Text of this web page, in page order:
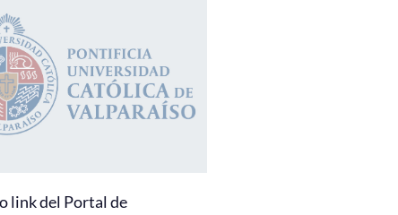
link del Portal de